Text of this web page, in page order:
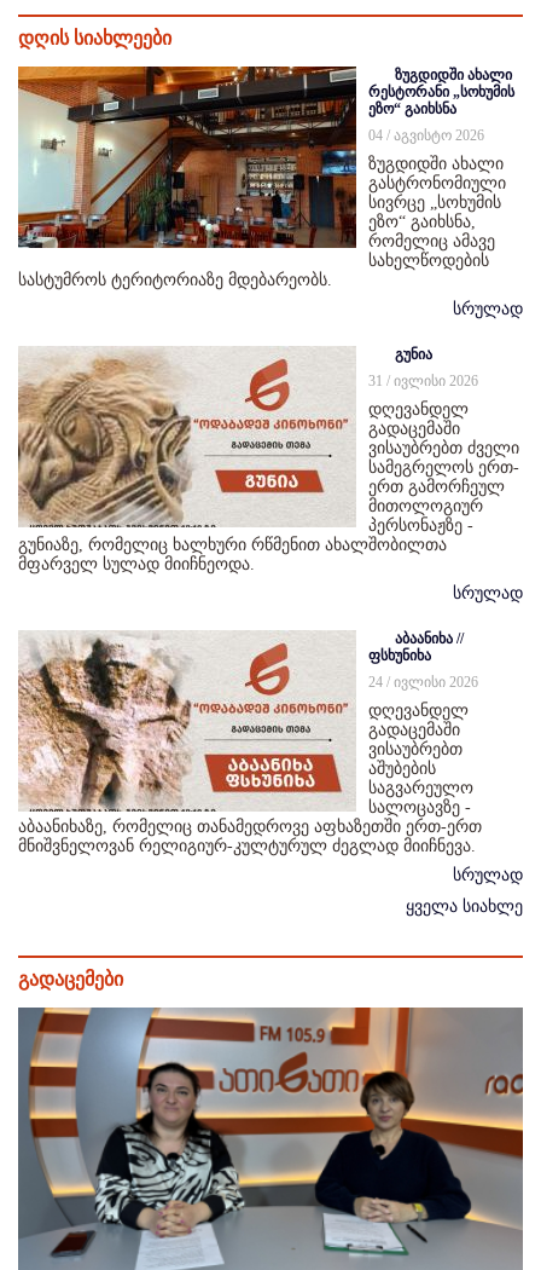
დღის სიახლეები
ზუგდიდში ახალი
რესტორანი „სოხუმის
ეზო“ გაიხსნა
04 / აგვისტო 2026
ზუგდიდში ახალი
გასტრონომიული
სივრცე „სოხუმის
ეზო“ გაიხსნა,
რომელიც ამავე
სახელწოდების
სასტუმროს ტერიტორიაზე მდებარეობს.
სრულად
გუნია
31 / ივლისი 2026
დღევანდელ
გადაცემაში
ვისაუბრებთ ძველი
სამეგრელოს ერთ-
ერთ გამორჩეულ
მითოლოგიურ
პერსონაჟზე -
გუნიაზე, რომელიც ხალხური რწმენით ახალშობილთა
მფარველ სულად მიიჩნეოდა.
სრულად
აბაანიხა //
ფსხუნიხა
24 / ივლისი 2026
დღევანდელ
გადაცემაში
ვისაუბრებთ
აშუბების
საგვარეულო
სალოცავზე -
აბაანიხაზე, რომელიც თანამედროვე აფხაზეთში ერთ-ერთ
მნიშვნელოვან რელიგიურ-კულტურულ ძეგლად მიიჩნევა.
სრულად
ყველა სიახლე
გადაცემები